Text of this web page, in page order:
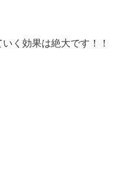
く効果は絶大です！！